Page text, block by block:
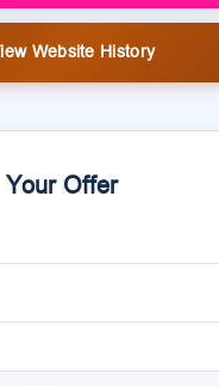
Website History
Your Offer